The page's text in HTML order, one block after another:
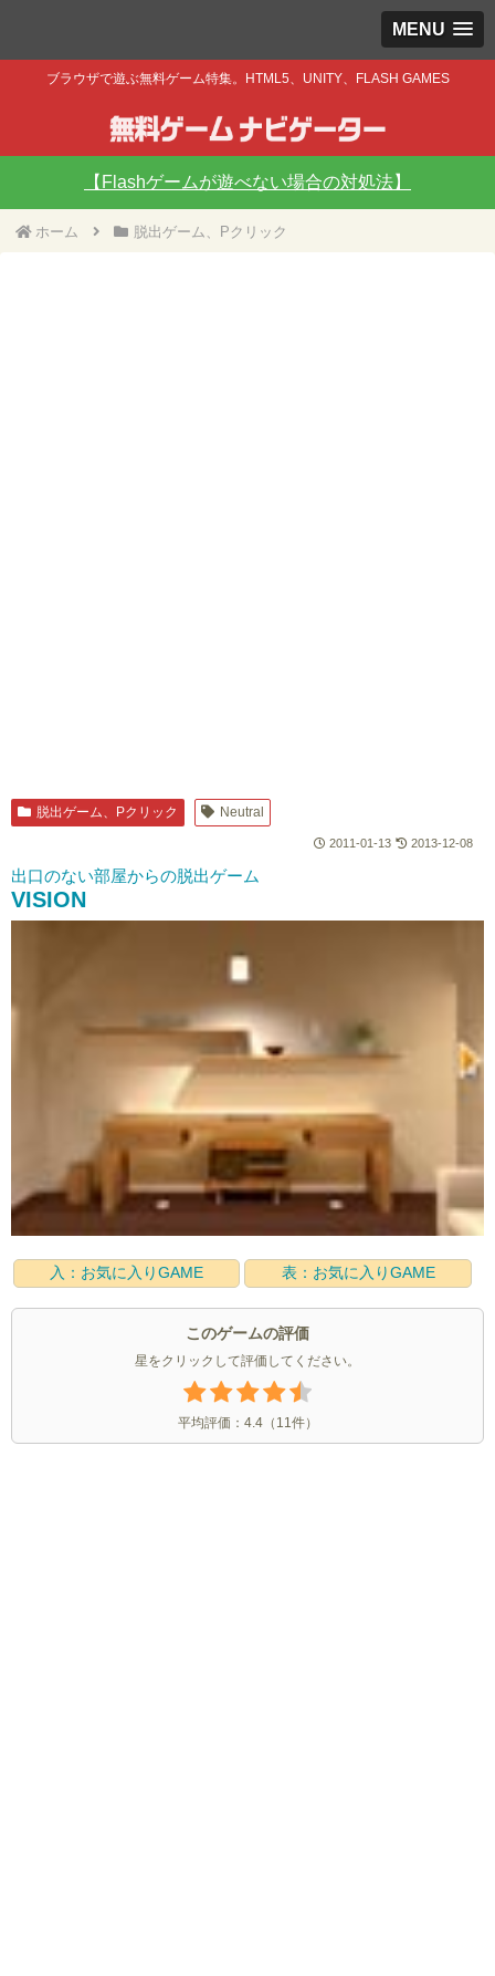
MENU
ブラウザで遊ぶ無料ゲーム特集。HTML5、UNITY、FLASH GAMES
【Flashゲームが遊べない場合の対処法】
ホーム 脱出ゲーム、Pクリック
脱出ゲーム、Pクリック Neutral
2011-01-13 2013-12-08
出口のない部屋からの脱出ゲーム
VISION
入：お気に入りGAME 表：お気に入りGAME
このゲームの評価
星をクリックして評価してください。
平均評価： 4.4（ 11件）